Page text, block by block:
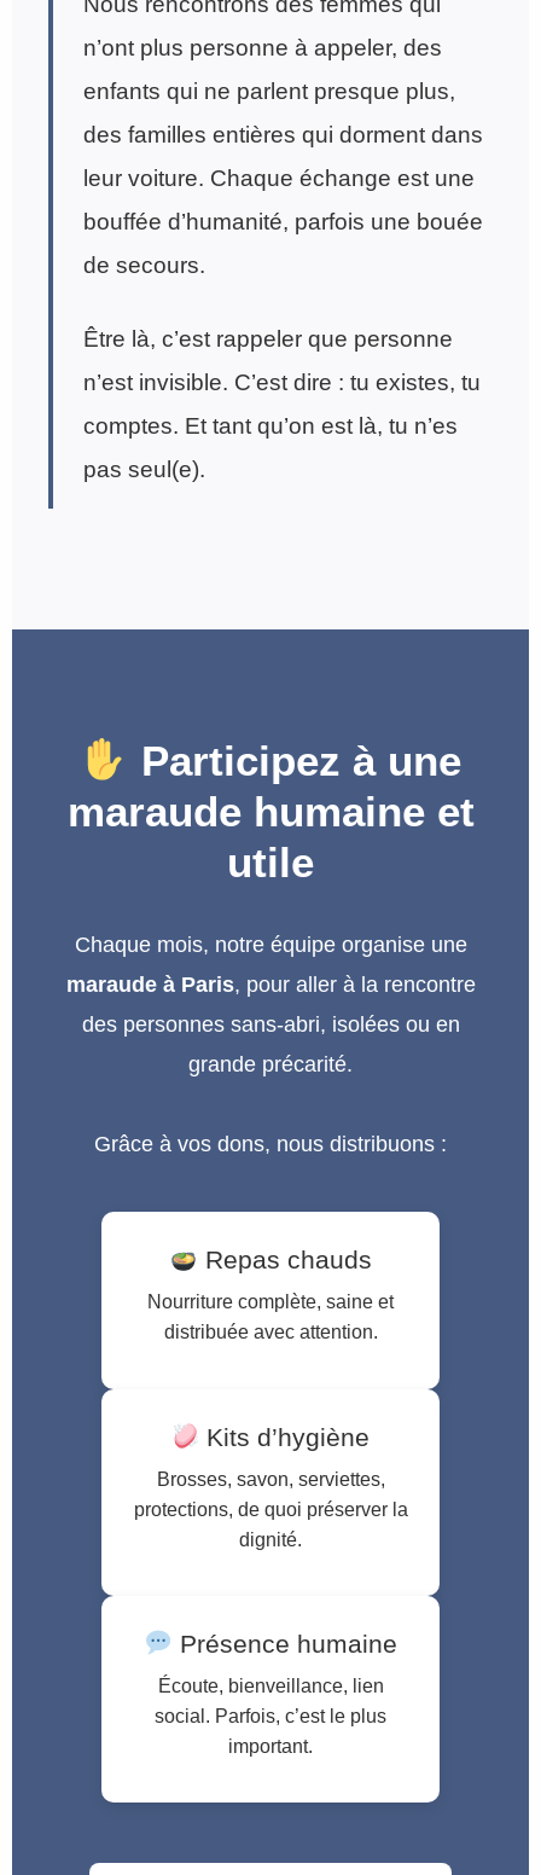
n’ont plus personne à appeler, des
enfants qui ne parlent presque plus,
des familles entières qui dorment dans
leur voiture. Chaque échange est une
bouffée d’humanité, parfois une bouée
de secours.
Être là, c’est rappeler que personne
n’est invisible. C’est dire : tu existes, tu
comptes. Et tant qu’on est là, tu n’es
pas seul(e).
Participez à une
maraude humaine et
utile
Chaque mois, notre équipe organise une
maraude à Paris, pour aller à la rencontre
des personnes sans-abri, isolées ou en
grande précarité.
Grâce à vos dons, nous distribuons :
Repas chauds
Nourriture complète, saine et
distribuée avec attention.
Kits d’hygiène
Brosses, savon, serviettes,
protections, de quoi préserver la
dignité.
Présence humaine
Écoute, bienveillance, lien
social. Parfois, c’est le plus
important.